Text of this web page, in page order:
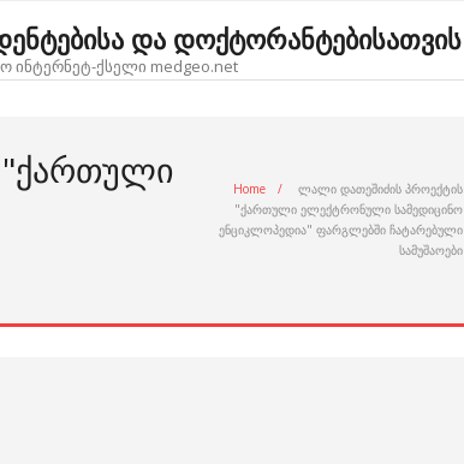
და დოქტორანტებისათვის
ინტერნეტ-ქსელი medgeo.net
Home /
ლალი დათეშიძის პროექტის
"ქართული ელექტრონული სამედიცინო
ენციკლოპედია" ფარგლებში ჩატარებული
სამუშაოები